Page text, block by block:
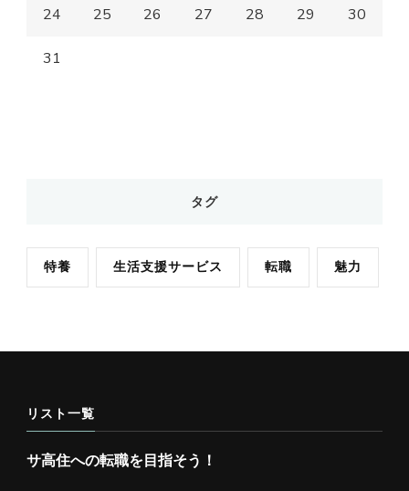
24 25 26 27 28 29 30
31
タグ
特養 生活支援サービス 転職 魅力
リスト一覧
サ高住への転職を目指そう！